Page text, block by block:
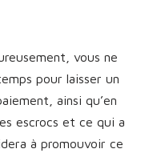
vous ne
pour laisser un
ainsi qu’en
escrocs et ce qui a
à promouvoir ce